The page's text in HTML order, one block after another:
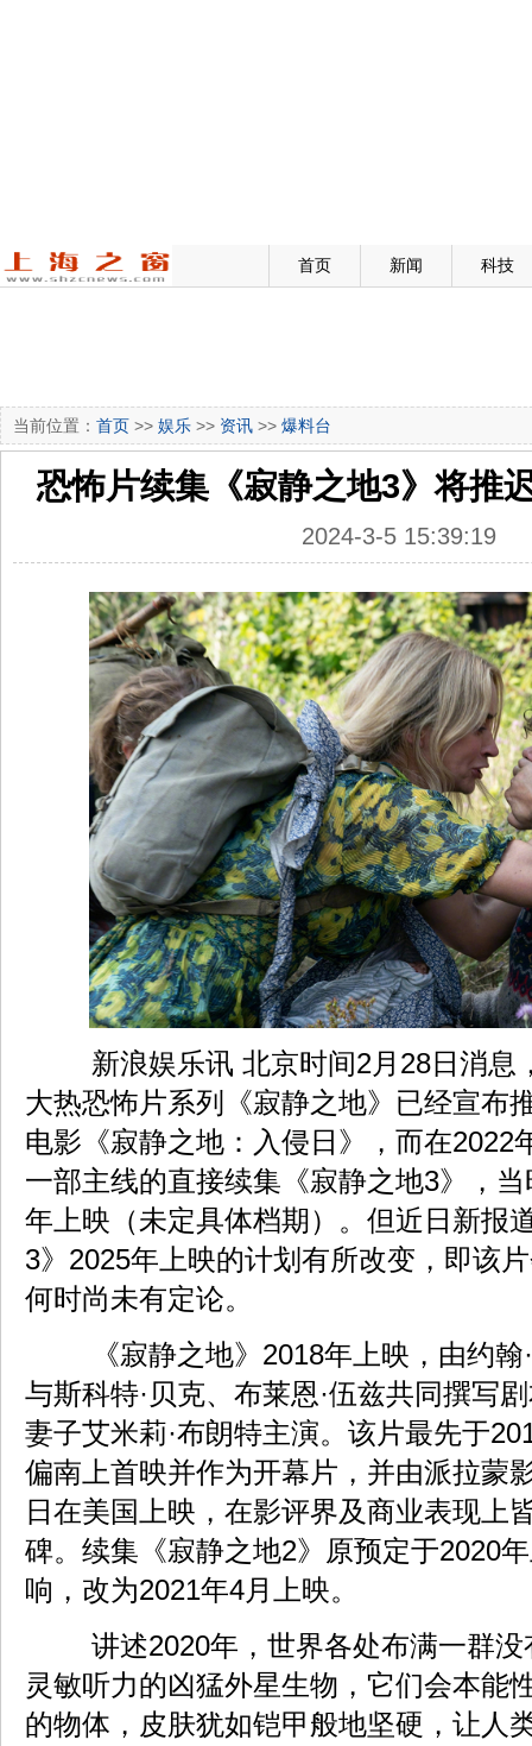
首页 新闻 科技
当前位置： 首页 >> 娱乐 >> 资讯 >> 爆料台
恐怖片续集《寂静之地3》将推
2024-3-5 15:39:19
新浪娱乐讯 北京时间2月28日消息
大热恐怖片系列《寂静之地》已经宣布
电影《寂静之地：入侵日》，而在2022
一部主线的直接续集《寂静之地3》，
年上映（未定具体档期）。但近日新报
3》2025年上映的计划有所改变，即该
何时尚未有定论。
《寂静之地》2018年上映，由约翰
与斯科特·贝克、布莱恩·伍兹共同撰写
妻子艾米莉·布朗特主演。该片最先于
偏南上首映并作为开幕片，并由派拉蒙
日在美国上映，在影评界及商业表现上
碑。续集《寂静之地2》原预定于2020
响，改为2021年4月上映。
讲述2020年，世界各处布满一群没
灵敏听力的凶猛外星生物，它们会本能
的物体，皮肤犹如铠甲般地坚硬，让人